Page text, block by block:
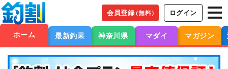
会員登録（無料） ログイン
ホーム 最新釣果 神奈川県 マダイ マガジン